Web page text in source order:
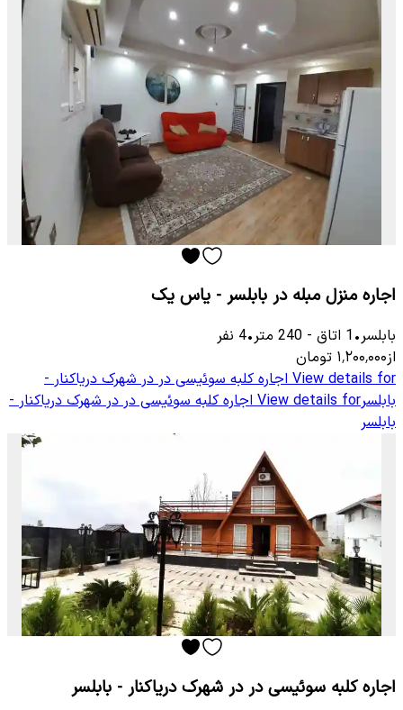
اجاره منزل مبله در بابلسر - یاس یک
بابلسر•
1 اتاق -
240 متر•
4 نفر
از۱٬۲۰۰٬۰۰۰ تومان
View details for اجاره کلبه سوئیسی در در شهرک دریاکنار -
بابلسرView details for اجاره کلبه سوئیسی در در شهرک دریاکنار -
بابلسر
اجاره کلبه سوئیسی در در شهرک دریاکنار - بابلسر